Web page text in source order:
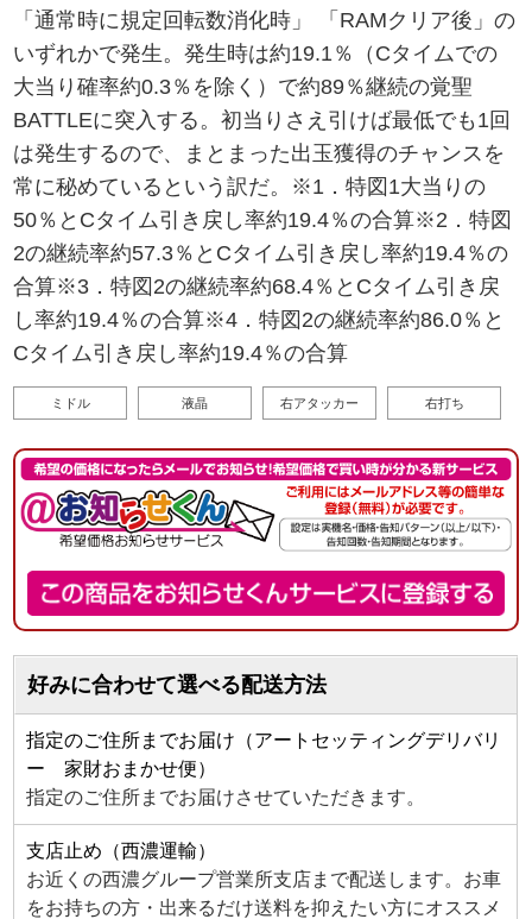
「通常時に規定回転数消化時」 「RAMクリア後」の
いずれかで発生。発生時は約19.1％（Cタイムでの
大当り確率約0.3％を除く）で約89％継続の覚聖
BATTLEに突入する。初当りさえ引けば最低でも1回
は発生するので、まとまった出玉獲得のチャンスを
常に秘めているという訳だ。※1．特図1大当りの
50％とCタイム引き戻し率約19.4％の合算※2．特図
2の継続率約57.3％とCタイム引き戻し率約19.4％の
合算※3．特図2の継続率約68.4％とCタイム引き戻
し率約19.4％の合算※4．特図2の継続率約86.0％と
Cタイム引き戻し率約19.4％の合算
ミドル 液晶 右アタッカー 右打ち
好みに合わせて選べる配送方法
指定のご住所までお届け（アートセッティングデリバリ
ー 家財おまかせ便）
指定のご住所までお届けさせていただきます。
支店止め（西濃運輸）
お近くの西濃グループ営業所支店まで配送します。お車
をお持ちの方・出来るだけ送料を抑えたい方にオススメ